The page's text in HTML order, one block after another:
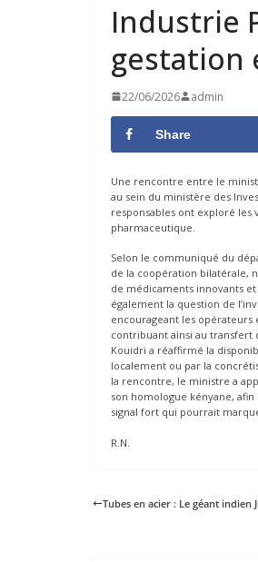
Industrie
gestation
22/06/2026 admin
Share
Une rencontre entre le
au sein du ministère des
responsables ont exploré les
pharmaceutique.
Selon le communiqué du
de la coopération bilatérale,
de médicaments innovants
également la question de
encourageant les opérateurs
contribuant ainsi au transfert
Kouidri a réaffirmé la
localement ou par la
la rencontre, le ministre a
son homologue kényane,
signal fort qui pourrait
R.N.
Tubes en acier : Le géant indien